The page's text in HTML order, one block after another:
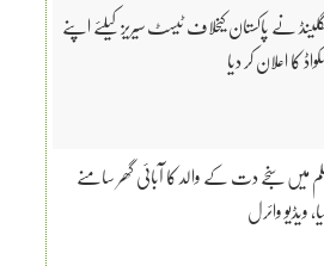
نے پاکستان کیخلاف ٹیسٹ سیریز کیلئے اپنے
کا اعلان کر دیا
میں سنجے دت کے والد کا آبائی گھر سامنے
ویڈیو وائرل